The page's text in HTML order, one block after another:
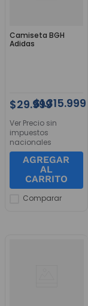
Comparar
Camiseta BGH
Adidas
$29.999
Ver Precio sin
impuestos
nacionales
AGREGAR
AL
CARRITO
$1.315.999